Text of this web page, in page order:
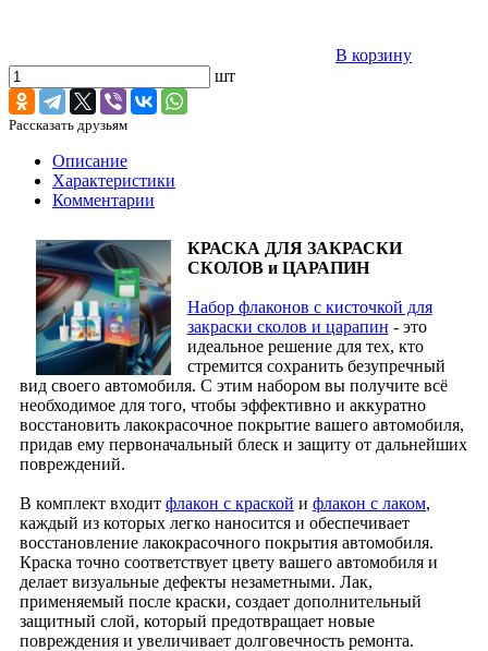
В корзину
шт
Рассказать друзьям
Описание
Характеристики
Комментарии
КРАСКА ДЛЯ ЗАКРАСКИ
СКОЛОВ и ЦАРАПИН
Набор флаконов с кисточкой для
закраски сколов и царапин - это
идеальное решение для тех, кто
стремится сохранить безупречный
вид своего автомобиля. С этим набором вы получите всё
необходимое для того, чтобы эффективно и аккуратно
восстановить лакокрасочное покрытие вашего автомобиля,
придав ему первоначальный блеск и защиту от дальнейших
повреждений.
В комплект входит флакон с краской и флакон с лаком,
каждый из которых легко наносится и обеспечивает
восстановление лакокрасочного покрытия автомобиля.
Краска точно соответствует цвету вашего автомобиля и
делает визуальные дефекты незаметными. Лак,
применяемый после краски, создает дополнительный
защитный слой, который предотвращает новые
повреждения и увеличивает долговечность ремонта.